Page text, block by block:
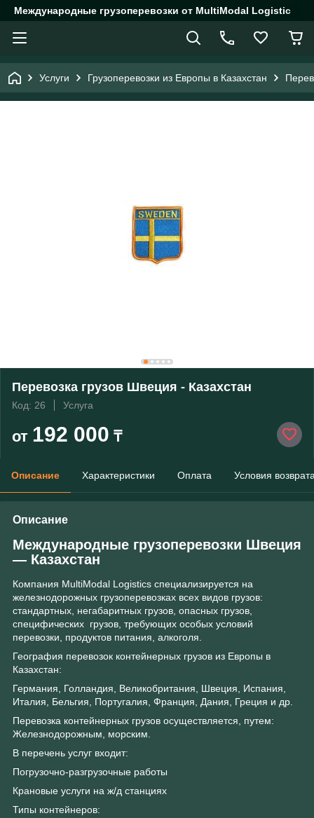
Международные грузоперевозки от MultiModal Logistic
Услуги Грузоперевозки из Европы в Казахстан
Перевозка грузов Швеция - Казахстан
Код: 26 Услуга
от 192 000 ₸
Описание Характеристики Оплата Условия
Описание
Международные грузоперевозки Швеция
― Казахстан
Компания MultiModal Logistics специализируется на
железнодорожных грузоперевозках всех видов грузов:
стандартных, негабаритных грузов, опасных грузов,
специфических грузов, требующих особых условий
перевозки, продуктов питания, алкоголя.
География перевозок контейнерных грузов из Европы в
Казахстан:
Германия, Голландия, Великобритания, Швеция, Испания,
Италия, Бельгия, Португалия, Франция, Дания, Греция и др.
Перевозка контейнерных грузов осуществляется, путем:
Железнодорожным, морским.
В перечень услуг входит:
Погрузочно-разгрузочные работы
Крановые услуги на ж/д станциях
Типы контейнеров: